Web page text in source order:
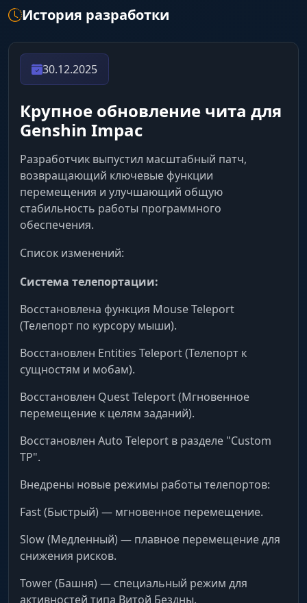
Собери свой сканнер. Видь скрытые имена
объектов и добавляй в поиск только то, что
конкретных элиток.
Filters List
Умный поиск. Отфильтруй мусор. Ищи только
сундуки-загадки (Puzzle Chest), местные
диковинки для прокачки или точки спавна
артефактов.
Attack Modifiers (Урон Селестии)
AFK-зачистка. Аура сама бьет врагов вокруг, а
скорострельность превращает обычные
атаки в пулемет. Идеально для дейликов.
Damage & AOE Multiplier
Ваншот всего живого. Увеличь урон и радиус
атак. Закрывай Бездну на 36 звезд за
секунды, уничтожая целые волны одной
Бесконечная ульта. Забудь про
взрывом стихий нон-стоп, устроив настоящий
хаос.
История разработки
30.12.2025
Крупное обновление чита для
Genshin Impac
Разработчик выпустил масштабный патч,
возвращающий ключевые функции
перемещения и улучшающий общую
стабильность работы программного
обеспечения.
Список изменений:
Система телепортации:
Восстановлена функция Mouse Teleport
(Телепорт по курсору мыши).
Восстановлен Entities Teleport (Телепорт к
сущностям и мобам).
Восстановлен Quest Teleport (Мгновенное
перемещение к целям заданий).
Восстановлен Auto Teleport в разделе "Custom
TP".
Внедрены новые режимы работы телепортов:
Fast (Быстрый) — мгновенное перемещение.
Slow (Медленный) — плавное перемещение для
снижения рисков.
Tower (Башня) — специальный режим для
активностей типа Витой Бездны.